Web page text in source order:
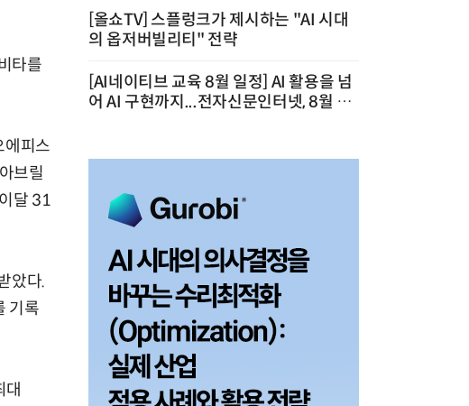
타를
에피스
브릴
달 31
았다.
기록
대
[올쇼TV] 스플렁크가 제시하는 "AI 시대
의 옵저버빌리티" 전략
[AI네이티브 교육 8월 일정] AI 활용을 넘
어 AI 구현까지...전자신문인터넷, 8월 실